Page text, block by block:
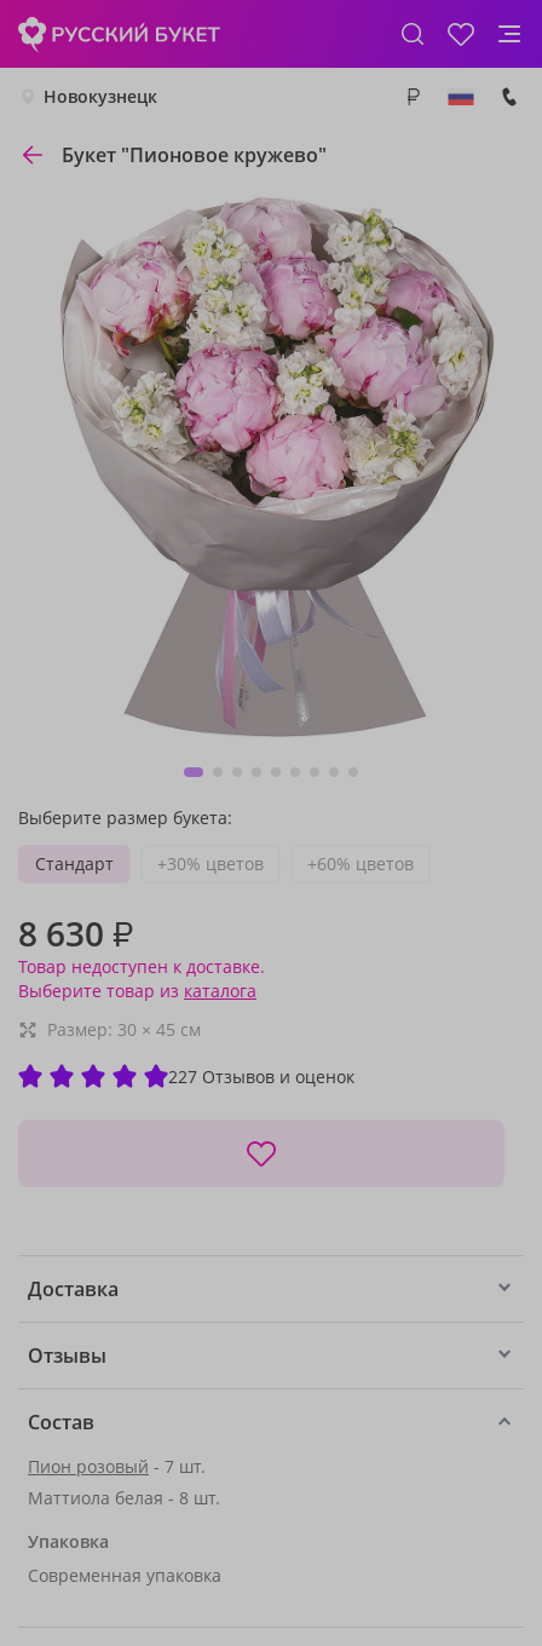
Новокузнецк
Букет "Пионовое кружево"
Выберите размер букета:
Стандарт
+30% цветов +60% цветов
8 630 ₽
Товар недоступен к доставке.
Выберите товар из каталога
Размер: 30 × 45 см
227 Отзывов и оценок
Доставка
Отзывы
Состав
Пион розовый - 7 шт.
Маттиола белая - 8 шт.
Упаковка
Современная упаковка